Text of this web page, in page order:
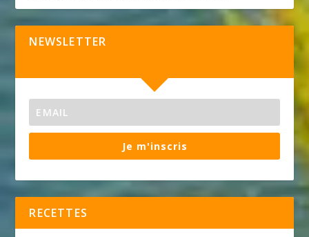
NEWSLETTER
Je m'inscris
RECETTES